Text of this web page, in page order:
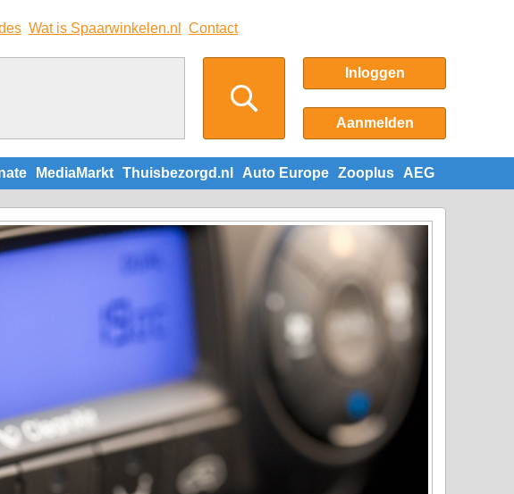
Wat is Spaarwinkelen.nl Contact
Inloggen
Aanmelden
MediaMarkt Thuisbezorgd.nl Auto Europe Zooplus AEG